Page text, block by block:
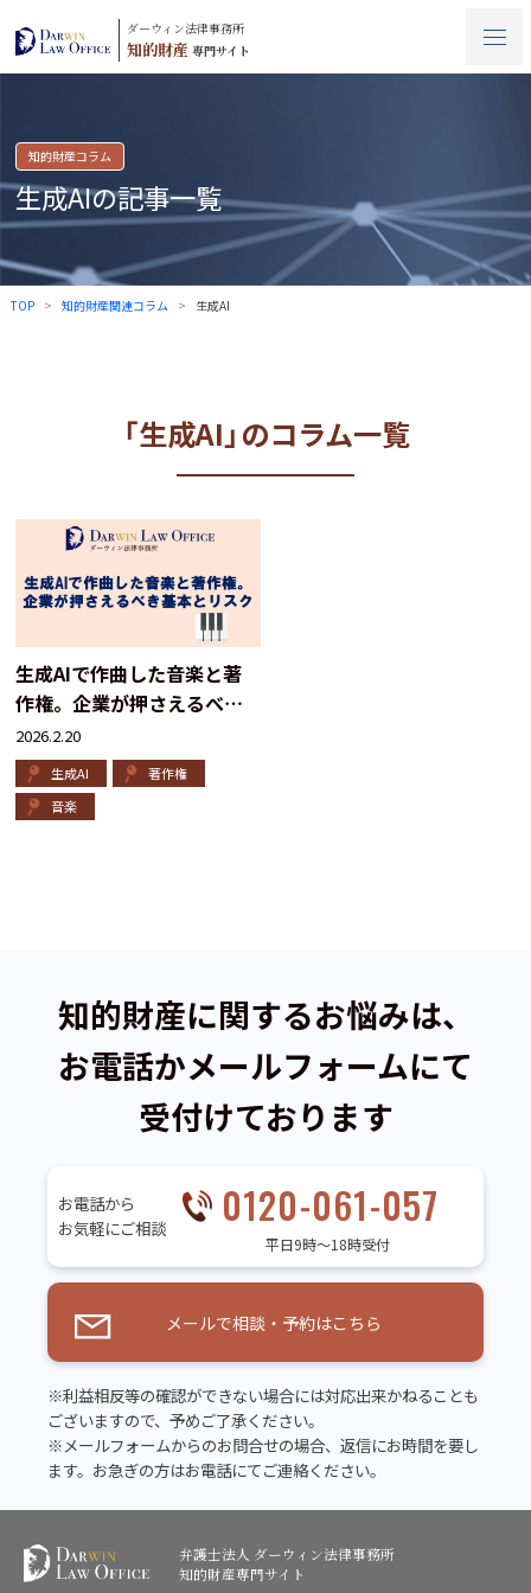
ダーウィン法律事務所
知的財産 専門サイト
知的財産コラム
生成AIの記事一覧
TOP 知的財産関連コラム 生成AI
「生成AI」のコラム一覧
生成AIで作曲した音楽と著
作権。企業が押さえるべき
基本とリスク
2026.2.20
生成AI
著作権
音楽
知的財産に関するお悩みは、
お電話かメールフォームにて
受付けております
お電話から
お気軽にご相談
0120-061-057
平日9時～18時受付
メールで相談・予約はこちら
※利益相反等の確認ができない場合には対応出来かねることも
ございますので、予めご了承ください。
※メールフォームからのお問合せの場合、返信にお時間を要し
ます。お急ぎの方はお電話にてご連絡ください。
弁護士法人 ダーウィン法律事務所
知的財産専門サイト